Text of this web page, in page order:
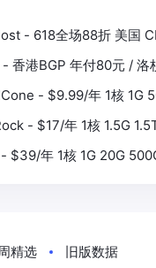
- 618全场88折 美国
香港BGP 年付80元 /
- $9.99/年 1核 1G
- $17/年 1核 1.5G
$39/年 1核 1G 20G
精选 旧版数据